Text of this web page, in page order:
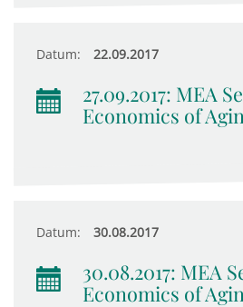
Datum: 22.09.2017
27.09.2017: MEA
Economics of
Datum: 30.08.2017
30.08.2017: MEA
Economics of